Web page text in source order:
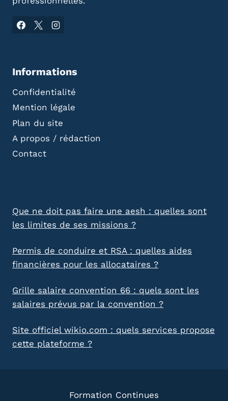
Informations
Confidentialité
Mention légale
Plan du site
A propos / rédaction
Contact
Que ne doit pas faire une aesh : quelles sont
les limites de ses missions ?
Permis de conduire et RSA : quelles aides
financières pour les allocataires ?
Grille salaire convention 66 : quels sont les
salaires prévus par la convention ?
Site officiel wikio.com : quels services propose
cette plateforme ?
Formation Continues